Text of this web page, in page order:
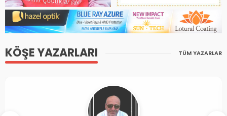
KÖŞE YAZARLARI TÜM YAZARLAR